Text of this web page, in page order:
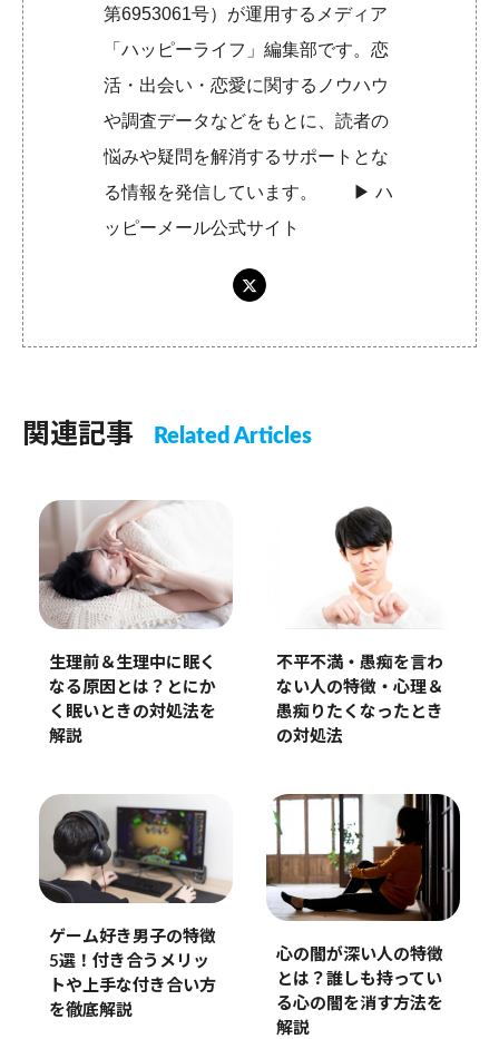
第6953061号）が運用するメディア
「ハッピーライフ」編集部です。恋
活・出会い・恋愛に関するノウハウ
や調査データなどをもとに、読者の
悩みや疑問を解消するサポートとな
る情報を発信しています。 ▶︎ハ
ッピーメール公式サイト
関連記事 Related Articles
生理前＆生理中に眠く
なる原因とは？とにか
く眠いときの対処法を
解説
不平不満・愚痴を言わ
ない人の特徴・心理＆
愚痴りたくなったとき
の対処法
ゲーム好き男子の特徴
5選！付き合うメリッ
トや上手な付き合い方
を徹底解説
心の闇が深い人の特徴
とは？誰しも持ってい
る心の闇を消す方法を
解説